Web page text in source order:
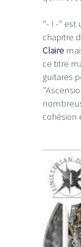
"- I -" est
chapitre
Claire
ce titre
guitares
cohésion
LE GROS RIFFIFI
LE